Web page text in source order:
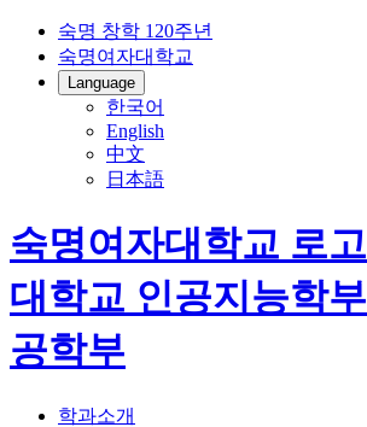
숙명 창학 120주년
숙명여자대학교
Language
한국어
English
中文
日本語
숙명여자대학교 로고
대학교 인공지능학부
공학부
학과소개